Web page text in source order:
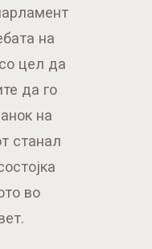
на
цел да
да го
на
станал
во